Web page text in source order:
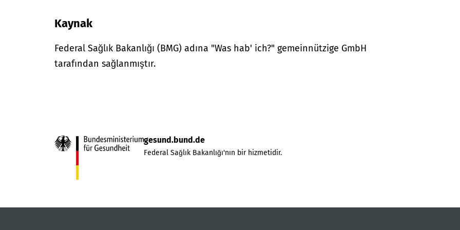
Kaynak
Federal Sağlık Bakanlığı (BMG) adına "Was hab' ich?" gemeinnützige GmbH
tarafından sağlanmıştır.
gesund.bund.de
Federal Sağlık Bakanlığı'nın bir hizmetidir.